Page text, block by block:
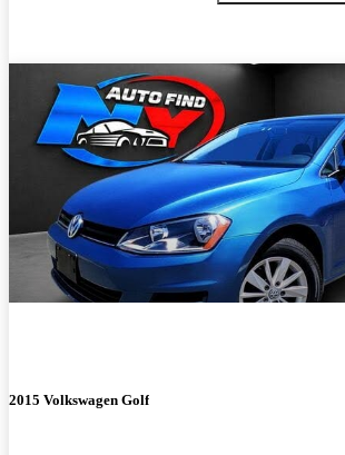
2015 Volkswagen Golf